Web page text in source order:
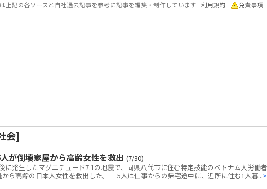
上記の各ソースと自社過去記事を参考に記事を編集・制作しています 利用規約 免責事項
会]
が倒壊家屋から高齢女性を救出 (7/30)
に発生したマグニチュード7.1の地震で、同県八代市に住む特定技能のベトナム人労働
から高齢の日本人女性を救出した。 5人は仕事からの帰宅途中に、近所に住む1人暮...